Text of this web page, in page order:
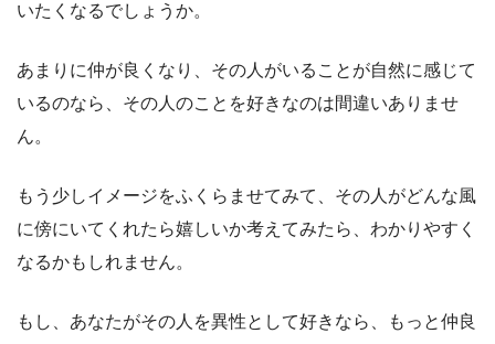
いたくなるでしょうか。
あまりに仲が良くなり、その人がいることが自然に感じて
いるのなら、その人のことを好きなのは間違いありませ
ん。
もう少しイメージをふくらませてみて、その人がどんな風
に傍にいてくれたら嬉しいか考えてみたら、わかりやすく
なるかもしれません。
もし、あなたがその人を異性として好きなら、もっと仲良